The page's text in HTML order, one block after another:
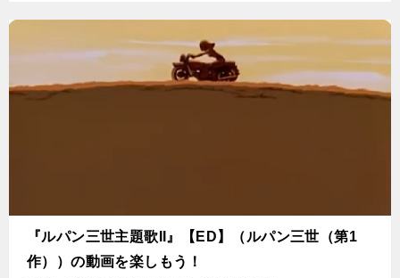
『ルパン三世主題歌II』【ED】（ルパン三世（第1
作））の動画を楽しもう！